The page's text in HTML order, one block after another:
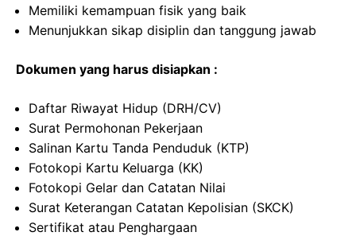
Memiliki kemampuan fisik yang baik
Menunjukkan sikap disiplin dan tanggung jawab
Dokumen yang harus disiapkan :
Daftar Riwayat Hidup (DRH/CV)
Surat Permohonan Pekerjaan
Salinan Kartu Tanda Penduduk (KTP)
Fotokopi Kartu Keluarga (KK)
Fotokopi Gelar dan Catatan Nilai
Surat Keterangan Catatan Kepolisian (SKCK)
Sertifikat atau Penghargaan